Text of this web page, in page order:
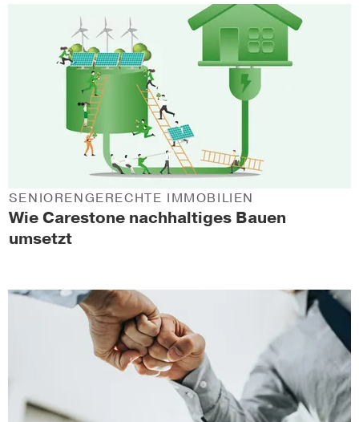
Wie Carestone nachhaltiges Bauen
umsetzt
SENIORENGERECHTE IMMOBILIEN